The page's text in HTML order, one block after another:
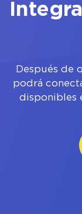
Después de
podrá
disponibles